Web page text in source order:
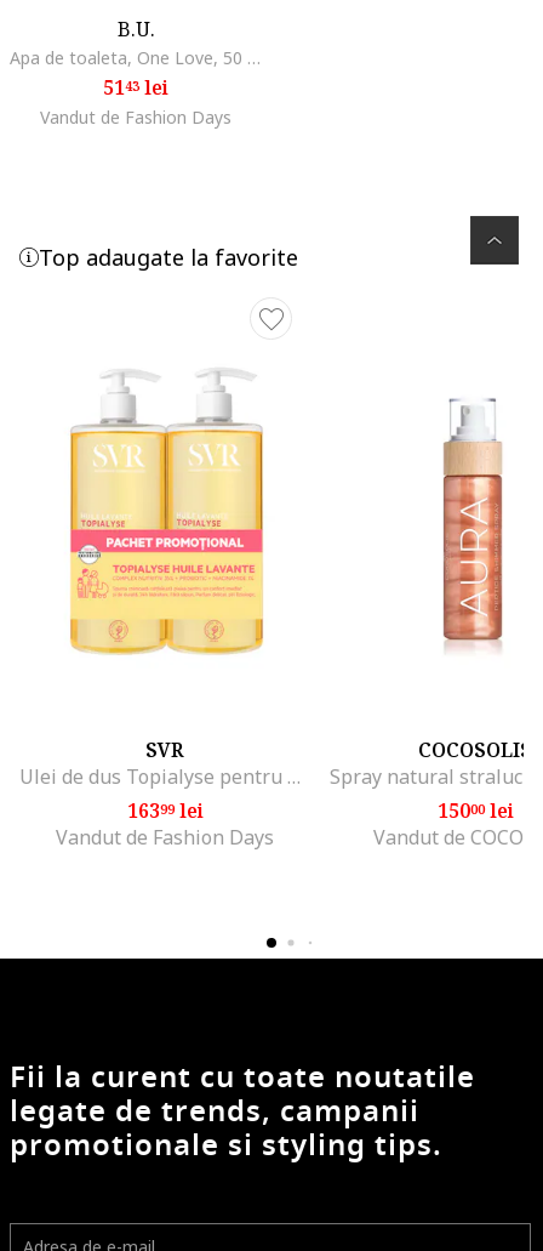
B.U.
Apa de toaleta, One Love, 50 ml
5143lei
Vandut de Fashion Days
Top adaugate la favorite
SVR
Ulei de dus Topialyse pentru piele foarte uscata cu tendinta atopica, 2000 ml
16399lei
Vandut de Fashion Days
COCOSOLIS
15000lei
Vandut de
Fii la curent cu toate noutatile
legate de trends, campanii
promotionale si styling tips.